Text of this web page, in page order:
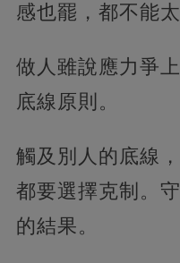
感也罷，都不能太
做人雖說應力爭
底線原則。
觸及別人的底線
都要選擇克制。
的結果。